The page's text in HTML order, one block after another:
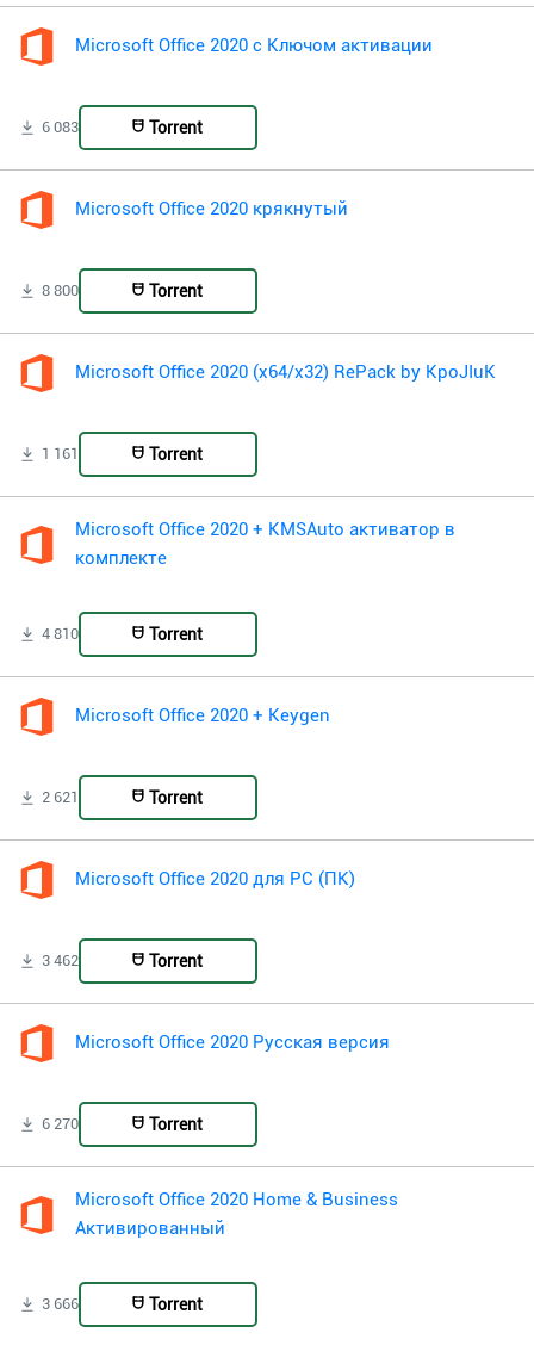
Microsoft Office 2020 с Ключом активации
6 083 Torrent
Microsoft Office 2020 крякнутый
8 800 Torrent
Microsoft Office 2020 (x64/x32) RePack by KpoJIuK
1 161 Torrent
Microsoft Office 2020 + KMSAuto активатор в
комплекте
4 810 Torrent
Microsoft Office 2020 + Keygen
2 621 Torrent
Microsoft Office 2020 для PC (ПК)
3 462 Torrent
Microsoft Office 2020 Русская версия
6 270 Torrent
Microsoft Office 2020 Home & Business
Активированный
3 666 Torrent